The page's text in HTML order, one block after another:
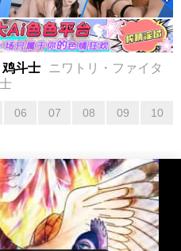
斗士
ニワトリ・ファイタ
06
07
08
09
10